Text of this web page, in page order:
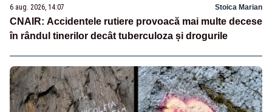
6 aug. 2026, 14:07 Stoica Marian
CNAIR: Accidentele rutiere provoacă mai multe decese
în rândul tinerilor decât tuberculoza și drogurile